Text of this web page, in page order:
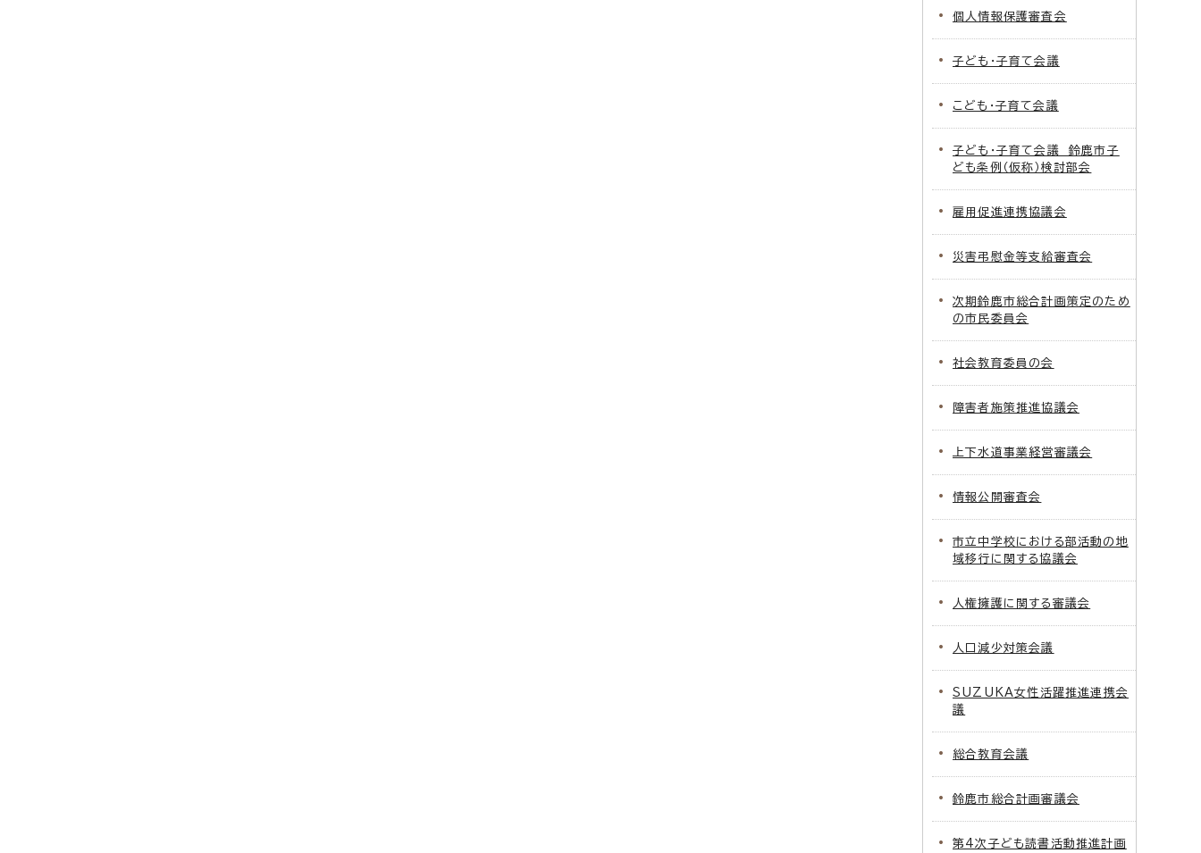
個人情報保護審査会
子ども・子育て会議
こども・子育て会議
子ども・子育て会議 鈴鹿市子
ども条例（仮称）検討部会
雇用促進連携協議会
災害弔慰金等支給審査会
次期鈴鹿市総合計画策定のため
の市民委員会
社会教育委員の会
障害者施策推進協議会
上下水道事業経営審議会
情報公開審査会
市立中学校における部活動の地
域移行に関する協議会
人権擁護に関する審議会
人口減少対策会議
SUZUKA女性活躍推進連携会
議
総合教育会議
鈴鹿市総合計画審議会
第4次子ども読書活動推進計画